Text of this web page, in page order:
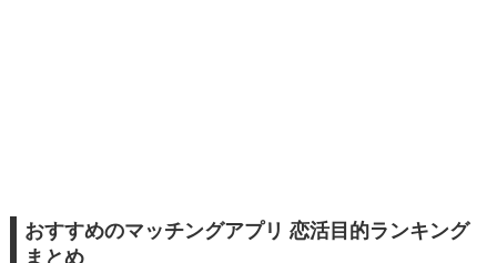
おすすめのマッチングアプリ 恋活目的ランキング
まとめ